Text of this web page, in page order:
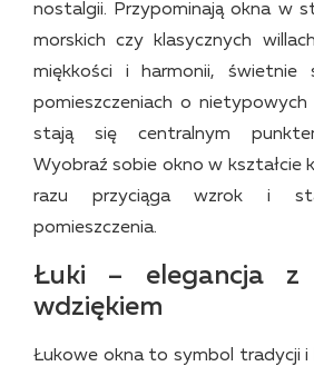
nostalgii. Przypominają okna w
morskich czy klasycznych
miękkości i harmonii, świetnie
pomieszczeniach o nietypowych
stają się centralnym
Wyobraź sobie okno w kształcie
razu przyciąga wzrok i
pomieszczenia.
Łuki – elegancja z
wdziękiem
Łukowe okna to symbol tradycji i